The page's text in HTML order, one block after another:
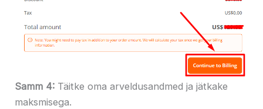
Samm 4: Täitke oma arveldusandmed ja jätkake
maksmisega.